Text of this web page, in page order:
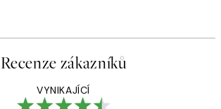
Recenze zákazníků
VYNIKAJÍCÍ